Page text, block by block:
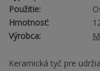
Použitie:
Hmotnosť:
Výrobca:
Keramická tyč pre